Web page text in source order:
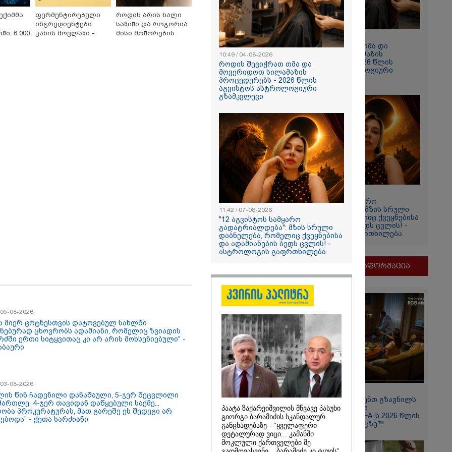
ავუხსნათ, რომ შფოთვა
არ დაიბადოს" - დედა
სიდონია
კატეგორიის ყველა სიახლე
"- გათა***ბულო, წადი და
დაწერე განცხადება თუ
დანაშაულს ჩავდივარ...-
სოციალურ ქსელში
სკანდალური კადრები
თქვენზე ნაკლები
მებრძოლის დედა
ვატირე!" - რას ამბობს
გიორგი ბარამიძე
პროკურატურის
განცხადების შემდეგ
08-2026 14:20 / 07-08-2026
"ჩემი აზრით, ენამ
გაუსწრო აზრს და არ
10:49 / 04-08-2026
როდის შევიჭრათ თმა და
მოვერიდოთ სილამაზის
პროცედურებს - 2026 წლის
აგვისტოს ასტროლოგიური
გზამკვლევი
11:42 / 07-08-2026
"12 აგვისტოს სამყარო
გადატრიალდება": მზის სრული
დაბნელება, რომელიც ქვეყნებისა
და ადამიანების ბედს ცვლის! -
ასტროლოგის გაფრთხილება
მნიშვნელოვანი ინფორმაცია
11:13 / 05-08-2026
Hisense წარმოგიდგენთ გზავნილს
"ინოვაციები უკეთესი
ცხოვრებისათვის" FIFA-ს 2026 წლის
მსოფლიო ჩემპიონატზე™
6 000
ფერმენტირებული
ინგრედიენტები
კანის მოვლაში -
როდის არის ხალი
საშიში და როგორია
მისი მოშორების
08-2026
მიერ ცოტნესთვის დატოვებულ სახლში
ცხოვრობს ადამიანი, რომელიც ზვიადის
ერთი სიტყვითაც კი არ არის მოხსენიებული" -
08-2026
წინ ჩადენილი დანაშაული, 5-ჯერ შეცვლილი
4-ჯერ თავიდან დაწყებული საქმე...
პროკურატურას, მათ გარეშე ეს შედეგი არ
- ქეთა ხარძიანი
10:49 / 04-08-2026
როდის შევიჭრათ თმა და
მოვერიდოთ სილამაზის
პროცედურებს - 2026 წლის
აგვისტოს ასტროლოგიური
გზამკვლევი
11:42 / 07-08-2026
"12 აგვისტოს სამყარო
გადატრიალდება": მზის სრული
დაბნელება, რომელიც ქვეყნებისა
და ადამიანების ბედს ცვლის! -
ასტროლოგის გაფრთხილება
პაატა ზაქარეიშვილის მწვავე პასუხი
გიორგი ბარამიძის სკანდალურ
განცხადებაზე - "ყველაფერი
დეტალურად ვიცი... კამანში
მოკლული ქართველები მე